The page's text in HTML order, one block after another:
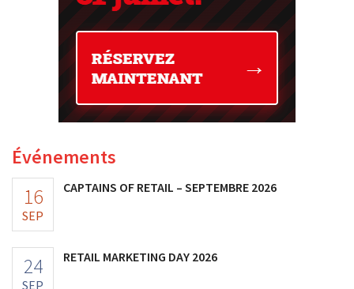
Événements
16
SEP
CAPTAINS OF RETAIL – SEPTEMBRE 2026
24
SEP
RETAIL MARKETING DAY 2026